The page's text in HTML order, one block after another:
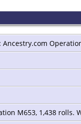
Ancestry.com
M653, 1,438